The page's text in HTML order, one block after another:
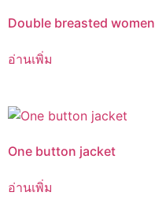
Double breasted women
อ่านเพิ่ม
One button jacket
อ่านเพิ่ม